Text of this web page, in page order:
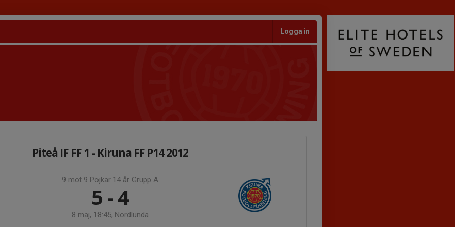
Logga in
Piteå IF FF 1 - Kiruna FF P14 2012
9 mot 9 Pojkar 14 år Grupp A
5 - 4
8 maj, 18:45, Nordlunda